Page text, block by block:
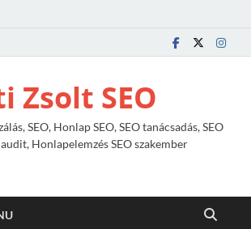
Zsolt SEO
SEO, Honlap SEO, SEO tanácsadás, SEO
Honlapelemzés SEO szakember